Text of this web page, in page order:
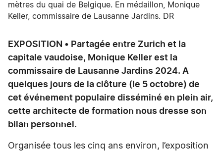
mètres du quai de Belgique. En médaillon, Monique
Keller, commissaire de Lausanne Jardins. DR
EXPOSITION • Partagée entre Zurich et la
capitale vaudoise, Monique Keller est la
commissaire de Lausanne Jardins 2024. A
quelques jours de la clôture (le 5 octobre) de
cet événement populaire disséminé en plein air,
cette architecte de formation nous dresse son
bilan personnel.
Organisée tous les cinq ans environ, l’exposition